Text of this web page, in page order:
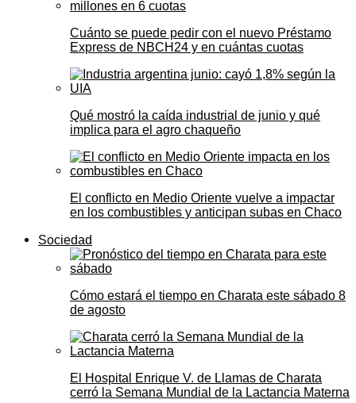
Cuánto se puede pedir con el nuevo Préstamo
Express de NBCH24 y en cuántas cuotas
Qué mostró la caída industrial de junio y qué
implica para el agro chaqueño
El conflicto en Medio Oriente vuelve a impactar
en los combustibles y anticipan subas en Chaco
Sociedad
Cómo estará el tiempo en Charata este sábado 8
de agosto
El Hospital Enrique V. de Llamas de Charata
cerró la Semana Mundial de la Lactancia Materna